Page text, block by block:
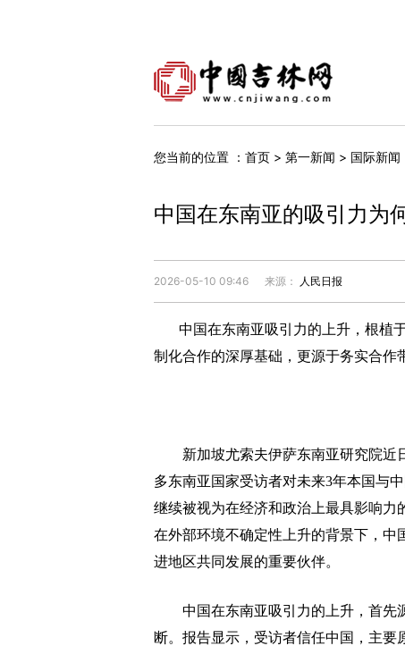
您当前的位置 ： 首页 > 第一新闻 > 国际新闻
中国在东南亚的吸引力为
2026-05-10 09:46 来源： 人民日报
中国在东南亚吸引力的上升，根植
制化合作的深厚基础，更源于务实合作
新加坡尤索夫伊萨东南亚研究院近
多东南亚国家受访者对未来3年本国与
继续被视为在经济和政治上最具影响力
在外部环境不确定性上升的背景下，中
进地区共同发展的重要伙伴。
中国在东南亚吸引力的上升，首先
断。报告显示，受访者信任中国，主